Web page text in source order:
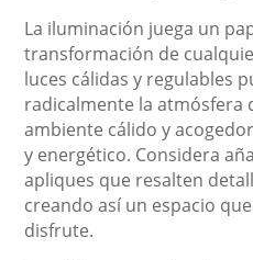
La iluminación juega un
transformación de
luces cálidas y regulables
radicalmente la atmósfera
ambiente cálido y
y energético. Considera
apliques que resalten
creando así un espacio
disfrute.